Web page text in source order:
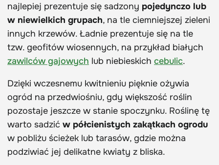
najlepiej prezentuje się sadzony pojedynczo lub
w niewielkich grupach, na tle ciemniejszej zieleni
innych krzewów. Ładnie prezentuje się na tle
tzw. geofitów wiosennych, na przykład białych
zawilców gajowych lub niebieskich cebulic.
Dzięki wczesnemu kwitnieniu pięknie ożywia
ogród na przedwiośniu, gdy większość roślin
pozostaje jeszcze w stanie spoczynku. Roślinę tę
warto sadzić w półcienistych zakątkach ogrodu
w pobliżu ścieżek lub tarasów, gdzie można
podziwiać jej delikatne kwiaty z bliska.